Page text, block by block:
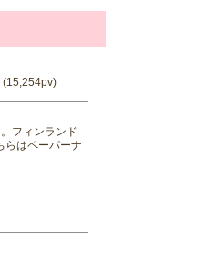
(15,254pv)
フィンランド
らはペーパーナ